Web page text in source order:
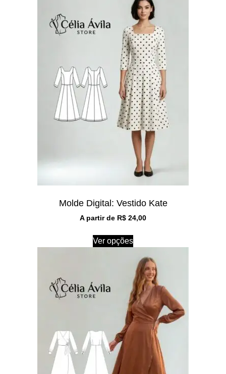
Molde Digital: Vestido Kate
A partir de R$ 24,00
Ver opções